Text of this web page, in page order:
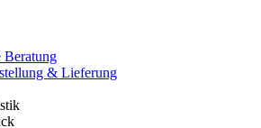
Beratung
& Lieferung